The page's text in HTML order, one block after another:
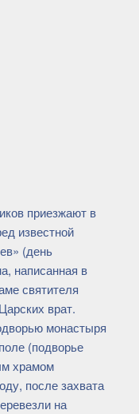
приезжают в
известной
(день
написанная в
святителя
врат.
монастыря
(подворье
храмом
после захвата
на